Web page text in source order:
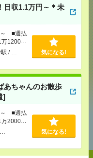
日収1.1万円～＊未
～ ■週払
1200円
/ … 気になる!
あちゃんのお散歩
]
～ ■週払
2000円
気になる!
へ
！
ブックマーク